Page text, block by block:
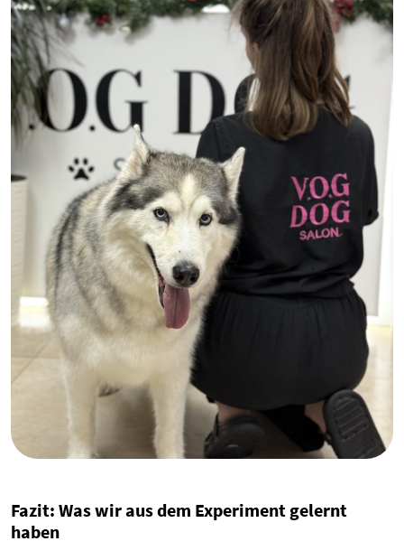
Fazit: Was wir aus dem Experiment gelernt
haben